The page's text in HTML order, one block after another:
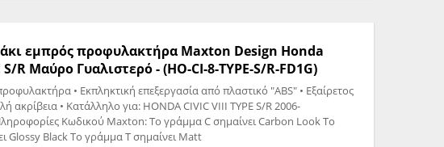
εμπρός προφυλακτήρα Maxton Design Honda
S/R Μαύρο Γυαλιστερό - (HO-CI-8-TYPE-S/R-FD1G)
• Εκπληκτική επεξεργασία από πλαστικό "ABS" • Εξαίρετος
για: HONDA CIVIC VIII TYPE S/R 2006-
Κωδικού Maxton: Το γράμμα C σημαίνει Carbon Look Το
Glossy Black Το γράμμα T σημαίνει Matt